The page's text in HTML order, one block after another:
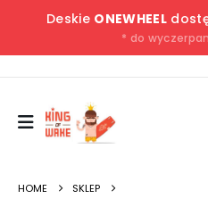
Deskie ONEWHEEL
* do
HOME
SKLEP